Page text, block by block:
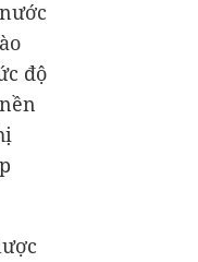
độ